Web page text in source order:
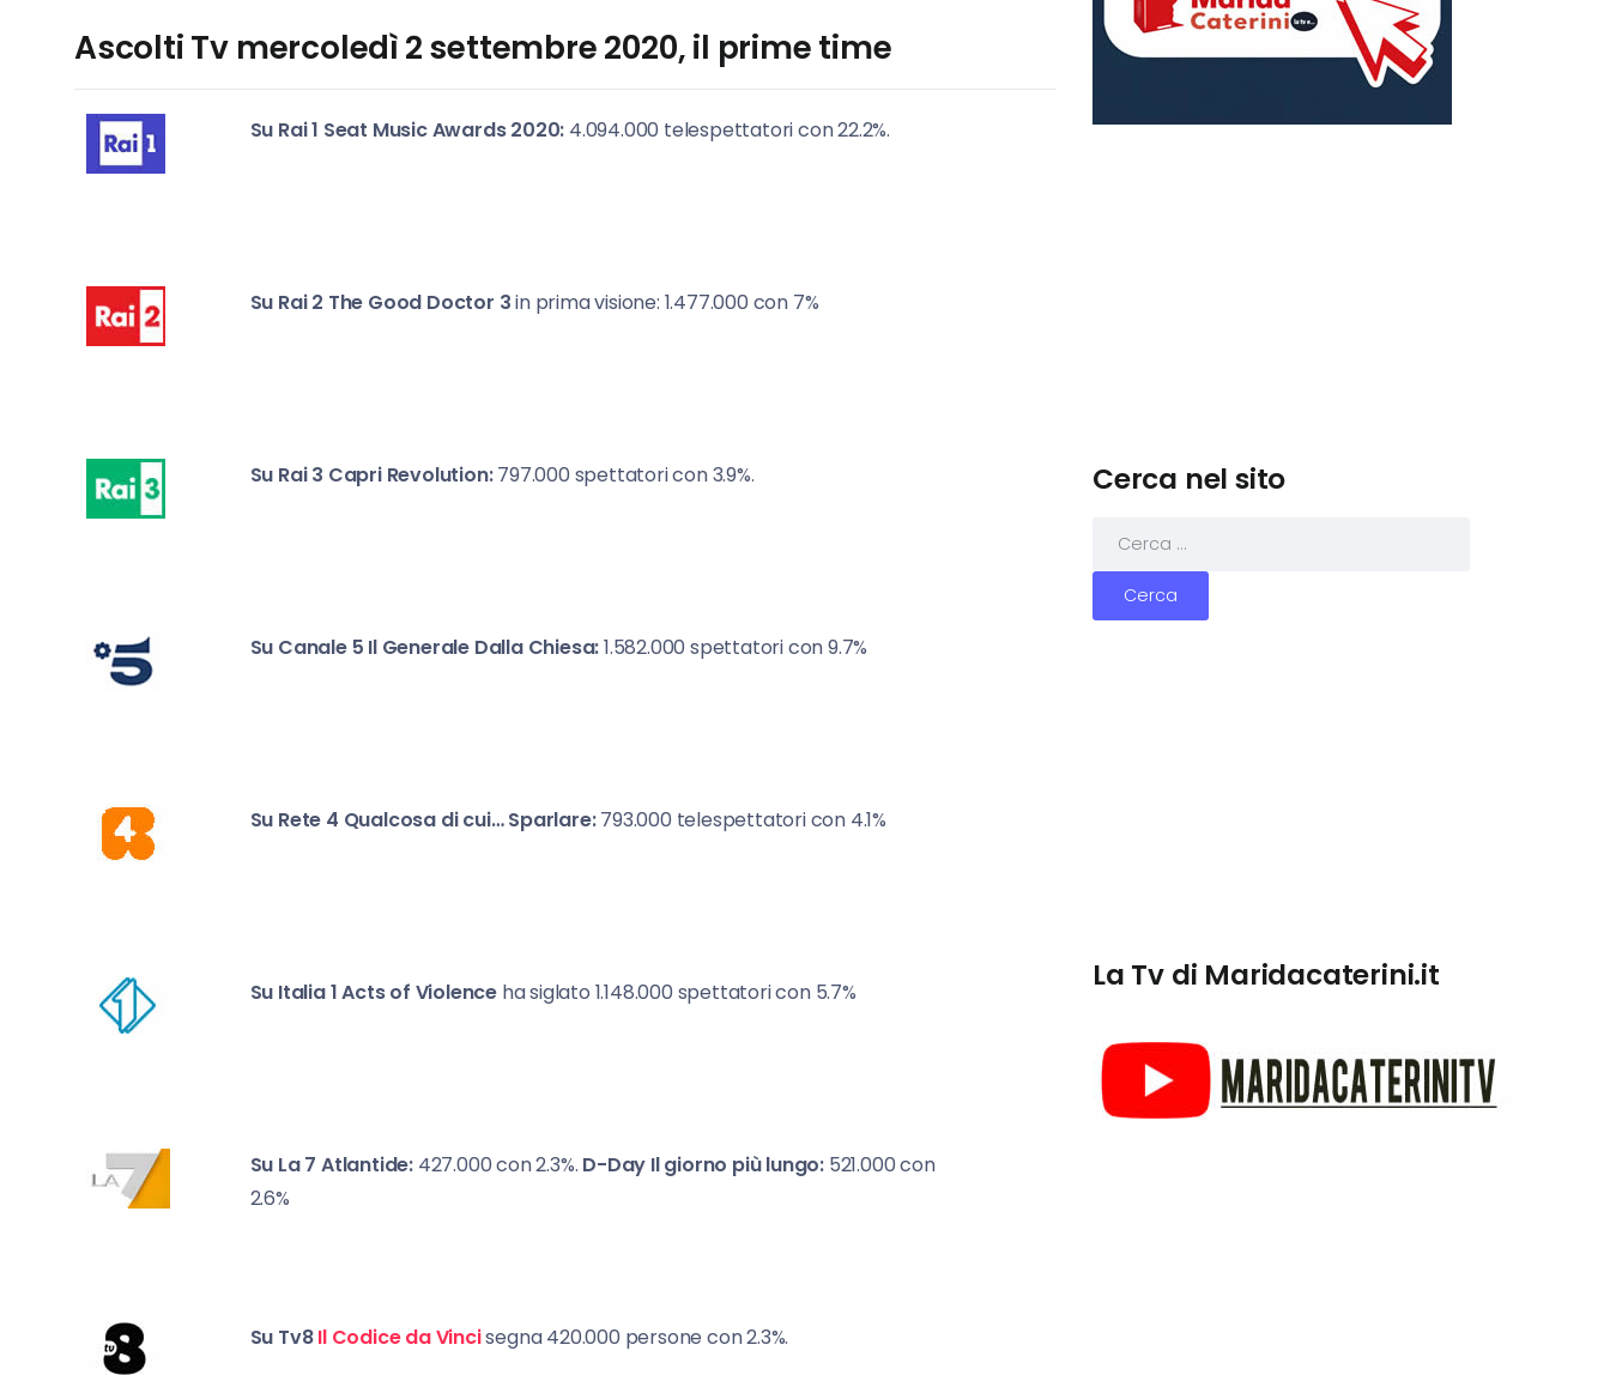
Ascolti Tv mercoledì 2 settembre 2020, il prime time
Su Rai 1 Seat Music Awards 2020: 4.094.000 telespettatori con 22.2%.
Su Rai 2 The Good Doctor 3in prima visione: 1.477.000 con 7%
Su Rai 3 Capri Revolution:797.000 spettatori con 3.9%.
Su Canale 5 Il Generale Dalla Chiesa:1.582.000 spettatori con 9.7%
Su Rete 4 Qualcosa di cui… Sparlare:793.000 telespettatori con 4.1%
Su Italia 1Acts of Violence ha siglato 1.148.000 spettatori con 5.7%
Su La 7 Atlantide: 427.000 con 2.3%. D-Day Il giorno più lungo: 521.000 con
2.6%
Su Tv8Il Codice da Vincisegna 420.000 persone con 2.3%.
Cerca nel sito
La Tv di Maridacaterini.it